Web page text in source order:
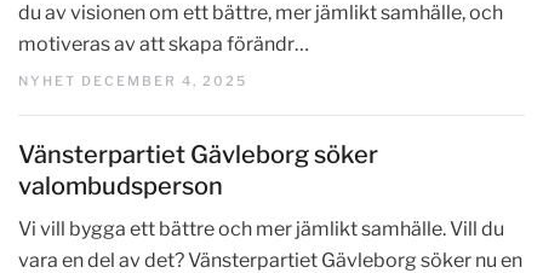
du av visionen om ett bättre, mer jämlikt samhälle, och
motiveras av att skapa förändr…
NYHET DECEMBER 4, 2025
Vänsterpartiet Gävleborg söker
valombudsperson
Vi vill bygga ett bättre och mer jämlikt samhälle. Vill du
vara en del av det? Vänsterpartiet Gävleborg söker nu en